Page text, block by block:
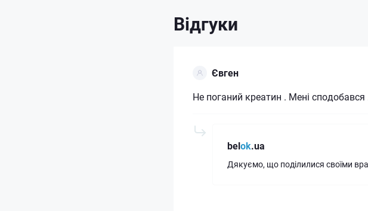
Відгуки
Євген
Не поганий креатин . Мені сподобався
belok.ua
Дякуємо, що поділилися своїми